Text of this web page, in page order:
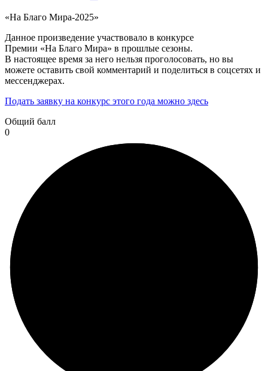
«На Благо Мира-2025»
Данное произведение участвовало в конкурсе
Премии «На Благо Мира» в прошлые сезоны.
В настоящее время за него нельзя проголосовать, но вы
можете оставить свой комментарий и поделиться в соцсетях и
мессенджерах.
Подать заявку на конкурс этого года можно здесь
Общий балл
0